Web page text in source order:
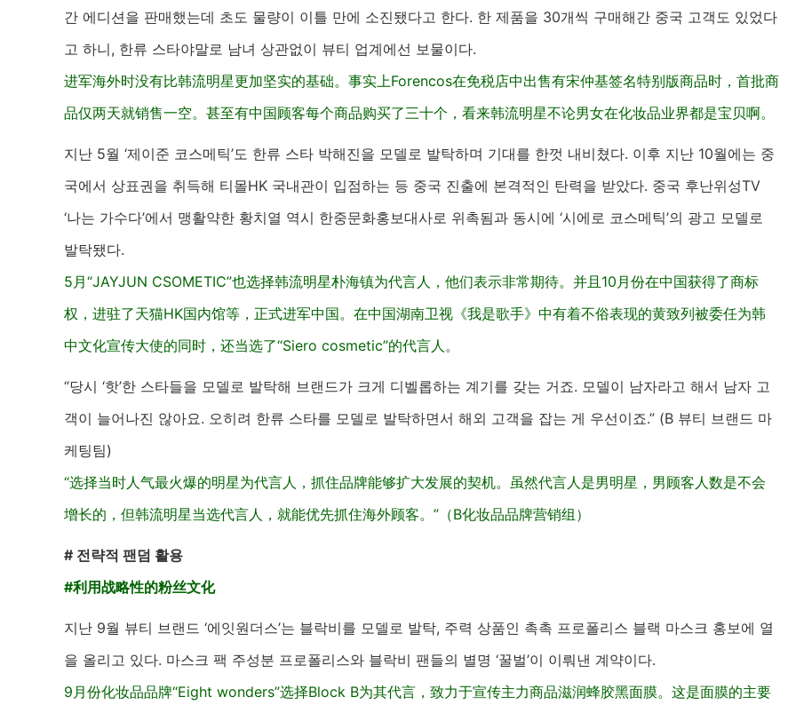
간 에디션을 판매했는데 초도 물량이 이틀 만에 소진됐다고 한다. 한 제품을 30개씩 구매해간 중국 고객도 있었다
고 하니, 한류 스타야말로 남녀 상관없이 뷰티 업계에선 보물이다.
进军海外时没有比韩流明星更加坚实的基础。事实上Forencos在免税店中出售有宋仲基签名特别版商品时，首批商
品仅两天就销售一空。甚至有中国顾客每个商品购买了三十个，看来韩流明星不论男女在化妆品业界都是宝贝啊。
지난 5월 ‘제이준 코스메틱’도 한류 스타 박해진을 모델로 발탁하며 기대를 한껏 내비쳤다. 이후 지난 10월에는 중
국에서 상표권을 취득해 티몰HK 국내관이 입점하는 등 중국 진출에 본격적인 탄력을 받았다. 중국 후난위성TV
‘나는 가수다’에서 맹활약한 황치열 역시 한중문화홍보대사로 위촉됨과 동시에 ‘시에로 코스메틱’의 광고 모델로
발탁됐다.
5月“JAYJUN CSOMETIC”也选择韩流明星朴海镇为代言人，他们表示非常期待。并且10月份在中国获得了商标
权，进驻了天猫HK国内馆等，正式进军中国。在中国湖南卫视《我是歌手》中有着不俗表现的黄致列被委任为韩
中文化宣传大使的同时，还当选了“Siero cosmetic”的代言人。
“당시 ‘핫’한 스타들을 모델로 발탁해 브랜드가 크게 디벨롭하는 계기를 갖는 거죠. 모델이 남자라고 해서 남자 고
객이 늘어나진 않아요. 오히려 한류 스타를 모델로 발탁하면서 해외 고객을 잡는 게 우선이죠.” (B 뷰티 브랜드 마
케팅팀)
“选择当时人气最火爆的明星为代言人，抓住品牌能够扩大发展的契机。虽然代言人是男明星，男顾客人数是不会
增长的，但韩流明星当选代言人，就能优先抓住海外顾客。”（B化妆品品牌营销组）
# 전략적 팬덤 활용
#利用战略性的粉丝文化
지난 9월 뷰티 브랜드 ‘에잇원더스’는 블락비를 모델로 발탁, 주력 상품인 촉촉 프로폴리스 블랙 마스크 홍보에 열
을 올리고 있다. 마스크 팩 주성분 프로폴리스와 블락비 팬들의 별명 ‘꿀벌’이 이뤄낸 계약이다.
9月份化妆品品牌“Eight wonders”选择Block B为其代言，致力于宣传主力商品滋润蜂胶黑面膜。这是面膜的主要